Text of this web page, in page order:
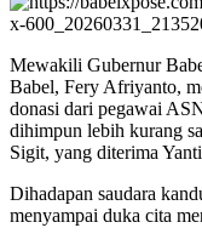
Mewakili Gubernur
Babel, Fery Afriyanto,
donasi dari pegawai
dihimpun lebih kurang
Sigit, yang diterima
Dihadapan saudara
menyampai duka cita